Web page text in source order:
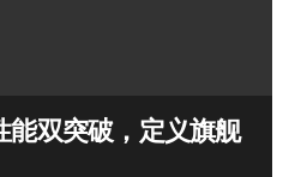
能双突破，定义旗舰